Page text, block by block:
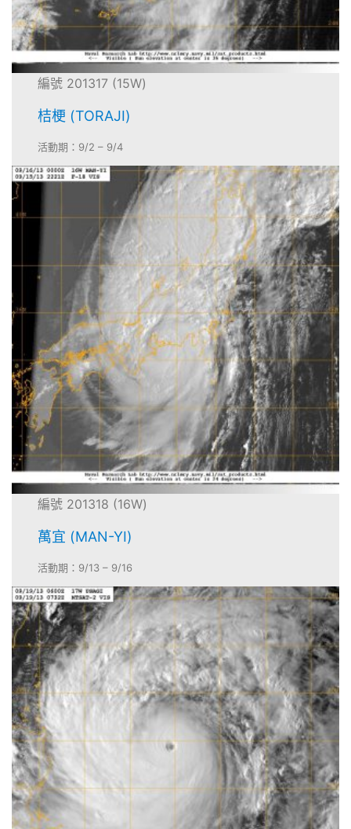
編號 201317 (15W)
桔梗 (TORAJI)
活動期：9/2 – 9/4
編號 201318 (16W)
萬宜 (MAN-YI)
活動期：9/13 – 9/16